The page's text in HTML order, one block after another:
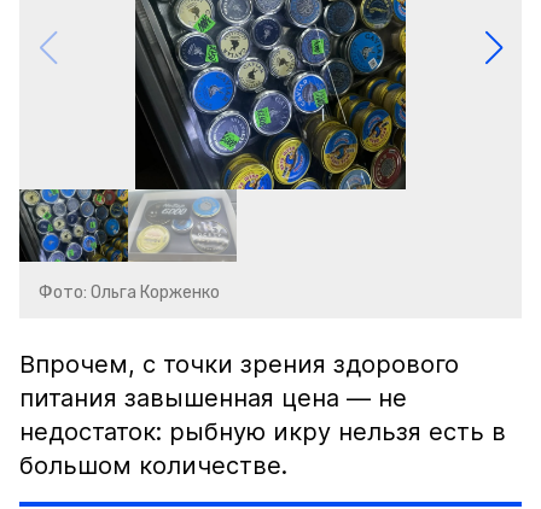
Фото: Ольга Корженко
Впрочем, с точки зрения здорового
питания завышенная цена — не
недостаток: рыбную икру нельзя есть в
большом количестве.